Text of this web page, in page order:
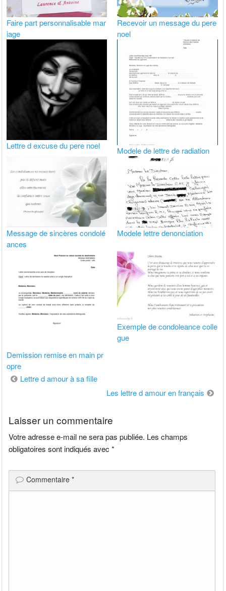
Faire part personnalisable mar
iage
Recevoir un message du pere
noel
Lettre d excuse du pere noel Modele de lettre de radiation
Message de sincères condolé
ances
Modele lettre denonciation
Demission remise en main pr
opre
Exemple de condoleance colle
gue
Navigation
Lettre d amour à sa fille
Les lettre d amour en français
Laisser un commentaire
Votre adresse e-mail ne sera pas publiée. Les champs
obligatoires sont indiqués avec*
Commentaire*